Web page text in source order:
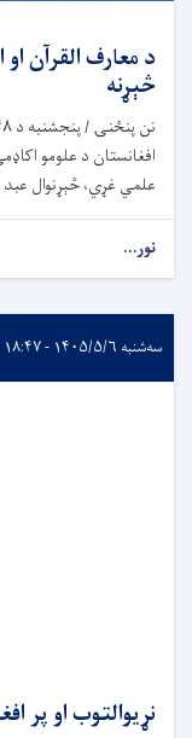
د معارف القرآن
څېړنه
افغانستان د علومو
علمي غړي، څېړنوال
نور...
سه‌شنبه ۱۴۰۵/۵/۶ - ۱۸:۴۷
نړیوالتوب او پر